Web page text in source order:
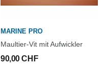
MARINE PRO
Maultier-Vit mit Aufwickler
90,00 CHF